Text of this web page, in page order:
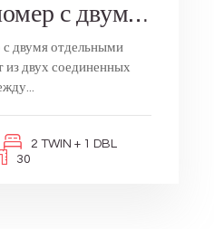
Семейный номер с двумя раздельными кроватями
двумя отдельными
из двух соединенных
2 TWIN + 1 DBL
30